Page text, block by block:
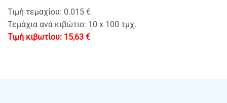
Τιμή τεμαχίου: 0.015 €
Τεμάχια ανά κιβώτιο: 10 x 100 τμχ.
15,63 €